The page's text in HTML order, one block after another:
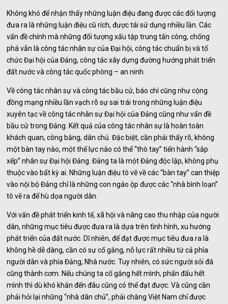
Không khó để nhận thấy những luận điệu đang được các đối tượng
đưa ra là những luận điệu cũ rích, được tái sử dụng nhiều lần. Các
vấn đề chính mà những đối tượng xấu tập trung tấn công, chống
phá vẫn là công tác nhân sự của Đại hội, công tác chuẩn bị và tổ
chức Đại hội của Đảng, công tác xây dựng đường hướng phát triển
đất nước và công tác quốc phòng – an ninh.
Về công tác nhân sự và công tác bầu cử, báo chí cũng như cộng
đồng mạng nhiều lần vạch rõ sự sai trái trong những luận điệu
xuyên tạc về công tác nhân sự Đại hội của Đảng cũng như vấn đề
bầu cử trong Đảng. Kết quả của công tác nhân sự là hoàn toàn
khách quan, công bằng, dân chủ. Đặc biệt, cần phải thấy rõ, không
một bàn tay nào, một thế lực nào có thể “thò tay” tiến hành “sắp
xếp” nhân sự Đại hội Đảng. Đảng ta là một Đảng độc lập, không phụ
thuộc vào bất kỳ ai. Những luận điệu tô vẽ về các “bàn tay” can thiệp
vào nội bộ Đảng chỉ là những con ngáo ộp được các “nhà bình loạn”
tô vẽ ra để hù dọa người dân.
Với vấn đề phát triển kinh tế, xã hội và nâng cao thu nhập của người
dân, những mục tiêu được đưa ra là dựa trên tình hình, xu hướng
phát triển của đất nước. Dĩ nhiên, để đạt được mục tiêu đưa ra là
không hề dễ dàng, cần có sự cố gắng, nỗ lực rất nhiều từ cả phía
người dân và phía Đảng, Nhà nước. Tuy nhiên, có sức người sỏi đá
cũng thành cơm. Nếu chúng ta cố gắng hết mình, phấn đấu hết
mình thì dù khó khăn đến đâu cũng có thể đạt được. Và cũng cần
phải hỏi lại những “nhà dân chủ”, phải chăng Việt Nam chỉ được